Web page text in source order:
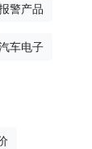
警产品
车电子